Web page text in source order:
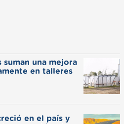
suman una mejora
en talleres
en el país y